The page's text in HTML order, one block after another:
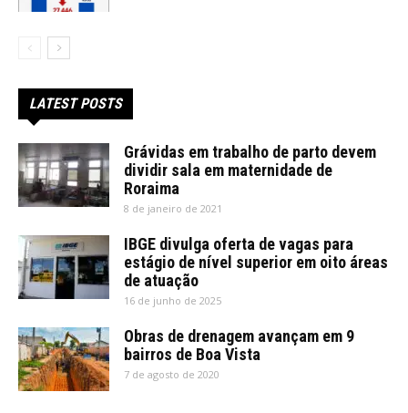
LATEST POSTS
Grávidas em trabalho de parto devem
dividir sala em maternidade de
Roraima
8 de janeiro de 2021
IBGE divulga oferta de vagas para
estágio de nível superior em oito áreas
de atuação
16 de junho de 2025
Obras de drenagem avançam em 9
bairros de Boa Vista
7 de agosto de 2020